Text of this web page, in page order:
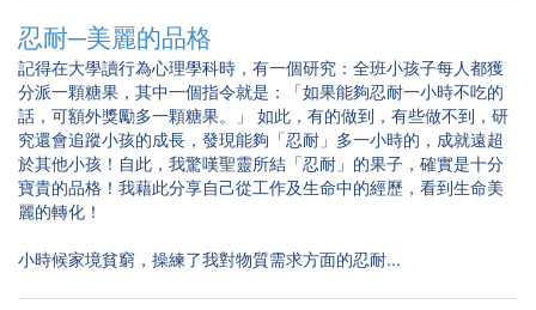
忍耐─美麗的品格
記得在大學讀行為心理學科時，有一個研究：全班小孩子每人都獲
分派一顆糖果，其中一個指令就是：「如果能夠忍耐一小時不吃的
話，可額外獎勵多一顆糖果。」 如此，有的做到，有些做不到，研
究還會追蹤小孩的成長，發現能夠「忍耐」多一小時的，成就遠超
於其他小孩！自此，我驚嘆聖靈所結「忍耐」的果子，確實是十分
寶貴的品格！我藉此分享自己從工作及生命中的經歷，看到生命美
麗的轉化！
小時候家境貧窮，操練了我對物質需求方面的忍耐...